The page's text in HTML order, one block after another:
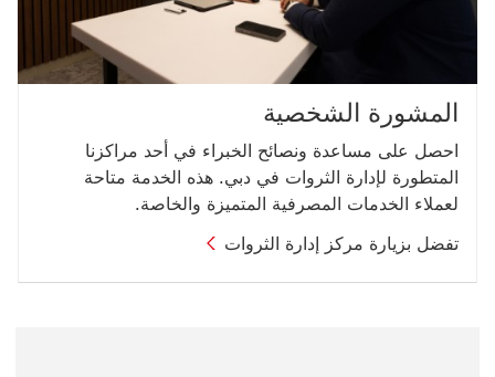
المشورة الشخصية
احصل على مساعدة ونصائح الخبراء في أحد مراكزنا
المتطورة لإدارة الثروات في دبي. هذه الخدمة متاحة
لعملاء الخدمات المصرفية المتميزة والخاصة.
‏‫تفضل بزيارة مركز إدارة الثروات